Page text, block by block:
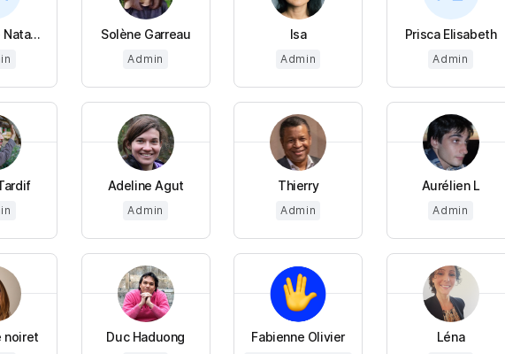
Solène Garreau
Admin
Isa
Admin
Prisca Elisabeth
Admin
Adeline Agut
Admin
Thierry
Admin
Aurélien L
Admin
noiret Duc Haduong Fabienne Olivier Léna